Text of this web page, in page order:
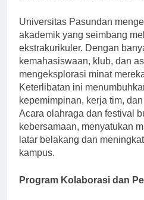
Universitas Pasundan
akademik yang seimbang
ekstrakurikuler. Dengan
kemahasiswaan, klub, dan
mengeksplorasi minat
Keterlibatan ini
kepemimpinan, kerja tim,
Acara olahraga dan festival
kebersamaan, menyatukan
latar belakang dan
kampus.
Program Kolaborasi dan